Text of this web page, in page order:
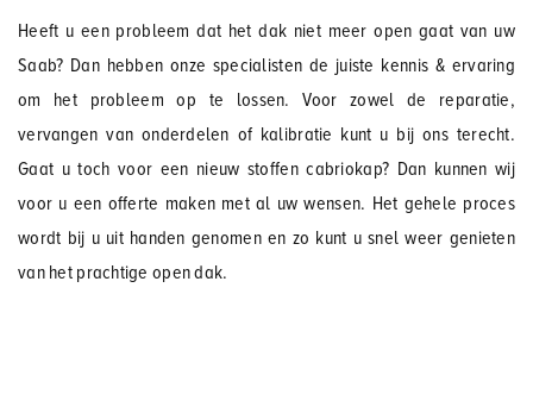
Heeft u een probleem dat het dak niet meer open gaat van uw
Saab? Dan hebben onze specialisten de juiste kennis & ervaring
om het probleem op te lossen. Voor zowel de reparatie,
vervangen van onderdelen of kalibratie kunt u bij ons terecht.
Gaat u toch voor een nieuw stoffen cabriokap? Dan kunnen wij
voor u een offerte maken met al uw wensen. Het gehele proces
wordt bij u uit handen genomen en zo kunt u snel weer genieten
van het prachtige open dak.